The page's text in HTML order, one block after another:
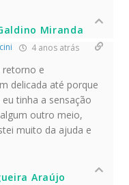
Miranda
4 anos atrás
retorno e
delicada até porque
tinha a sensação
outro meio,
muito da ajuda e
Araújo